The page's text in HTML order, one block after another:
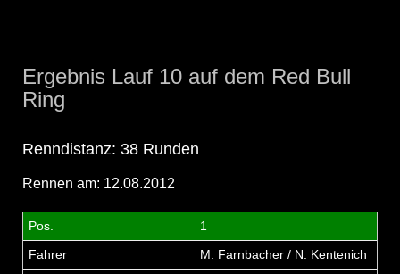
Ergebnis Lauf 10 auf dem Red Bull
Ring
Renndistanz: 38 Runden
Rennen am: 12.08.2012
1
M. Farnbacher / N. Kentenich